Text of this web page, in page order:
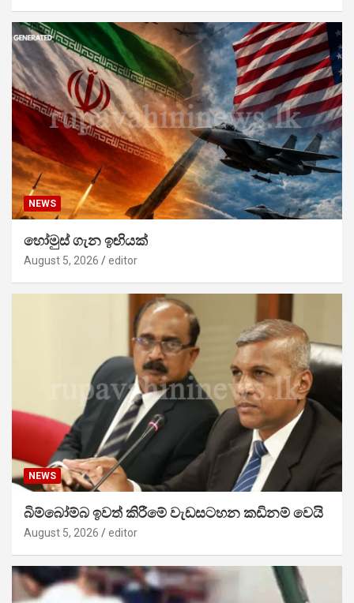
NEWS
හෝමුස් ගැන ඉඟියක්
August 5, 2026 editor
NEWS
බිම්බෝම්බ ඉවත් කිරීමේ වැඩසටහන කඩිනම් වෙයි
August 5, 2026 editor